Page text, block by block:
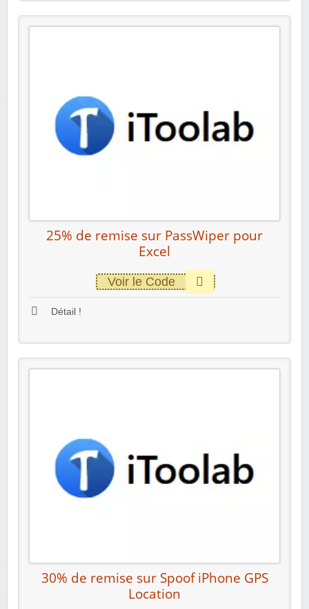
25% de remise sur PassWiper pour
Excel
Voir le Code
Détail !
30% de remise sur Spoof iPhone GPS
Location